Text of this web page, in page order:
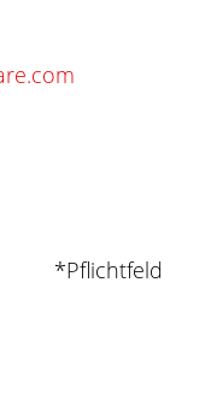
*Pflichtfeld